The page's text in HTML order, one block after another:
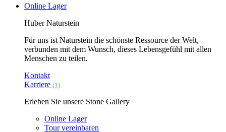
Online Lager
Huber Naturstein
Für uns ist Naturstein die schönste Ressource der Welt,
verbunden mit dem Wunsch, dieses Lebensgefühl mit allen
Menschen zu teilen.
Kontakt
Karriere (1)
Erleben Sie unsere Stone Gallery
Online Lager
Tour vereinbaren